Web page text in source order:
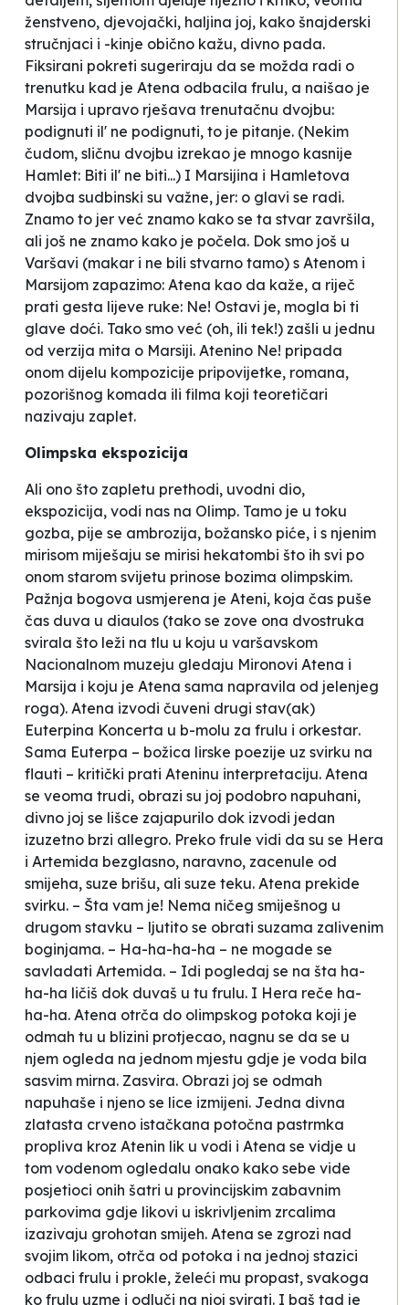
ženstveno, djevojački, haljina joj, kako šnajderski
stručnjaci i -kinje obično kažu, divno pada.
Fiksirani pokreti sugeriraju da se možda radi o
trenutku kad je Atena odbacila frulu, a naišao je
Marsija i upravo rješava trenutačnu dvojbu:
podignuti il' ne podignuti, to je pitanje. (Nekim
čudom, sličnu dvojbu izrekao je mnogo kasnije
Hamlet: Biti il' ne biti...) I Marsijina i Hamletova
dvojba sudbinski su važne, jer: o glavi se radi.
Znamo to jer već znamo kako se ta stvar završila,
ali još ne znamo kako je počela. Dok smo još u
Varšavi (makar i ne bili stvarno tamo) s Atenom i
Marsijom zapazimo: Atena kao da kaže, a riječ
prati gesta lijeve ruke: Ne! Ostavi je, mogla bi ti
glave doći. Tako smo već (oh, ili tek!) zašli u jednu
od verzija mita o Marsiji. Atenino Ne! pripada
onom dijelu kompozicije pripovijetke, romana,
pozorišnog komada ili filma koji teoretičari
nazivaju zaplet.
Olimpska ekspozicija
Ali ono što zapletu prethodi, uvodni dio,
ekspozicija, vodi nas na Olimp. Tamo je u toku
gozba, pije se ambrozija, božansko piće, i s njenim
mirisom miješaju se mirisi hekatombi što ih svi po
onom starom svijetu prinose bozima olimpskim.
Pažnja bogova usmjerena je Ateni, koja čas puše
čas duva u diaulos (tako se zove ona dvostruka
svirala što leži na tlu u koju u varšavskom
Nacionalnom muzeju gledaju Mironovi Atena i
Marsija i koju je Atena sama napravila od jelenjeg
roga). Atena izvodi čuveni drugi stav(ak)
Euterpina Koncerta u b-molu za frulu i orkestar.
Sama Euterpa – božica lirske poezije uz svirku na
flauti – kritički prati Ateninu interpretaciju. Atena
se veoma trudi, obrazi su joj podobro napuhani,
divno joj se lišce zajapurilo dok izvodi jedan
izuzetno brzi allegro. Preko frule vidi da su se Hera
i Artemida bezglasno, naravno, zacenule od
smijeha, suze brišu, ali suze teku. Atena prekide
svirku. – Šta vam je! Nema ničeg smiješnog u
drugom stavku – ljutito se obrati suzama zalivenim
boginjama. – Ha-ha-ha-ha – ne mogade se
savladati Artemida. – Idi pogledaj se na šta ha-
ha-ha ličiš dok duvaš u tu frulu. I Hera reče ha-
ha-ha. Atena otrča do olimpskog potoka koji je
odmah tu u blizini protjecao, nagnu se da se u
njem ogleda na jednom mjestu gdje je voda bila
sasvim mirna. Zasvira. Obrazi joj se odmah
napuhaše i njeno se lice izmijeni. Jedna divna
zlatasta crveno istačkana potočna pastrmka
propliva kroz Atenin lik u vodi i Atena se vidje u
tom vodenom ogledalu onako kako sebe vide
posjetioci onih šatri u provincijskim zabavnim
parkovima gdje likovi u iskrivljenim zrcalima
izazivaju grohotan smijeh. Atena se zgrozi nad
svojim likom, otrča od potoka i na jednoj stazici
odbaci frulu i prokle, želeći mu propast, svakoga
ko frulu uzme i odluči na njoj svirati. I baš tad je